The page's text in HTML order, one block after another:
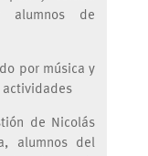
alumnos de
por música y
actividades
de Nicolás
alumnos del